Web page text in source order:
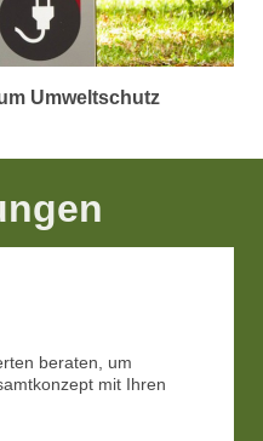
Umweltschutz
beraten, um
mit Ihren